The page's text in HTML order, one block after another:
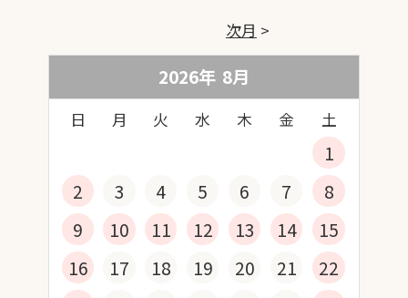
2026年 8月
日 月 火 水 木 金 土
1
2
3 4 5 6 7
8
9
10 11 12 13 14
15
16
17 18 19 20 21
22
次月